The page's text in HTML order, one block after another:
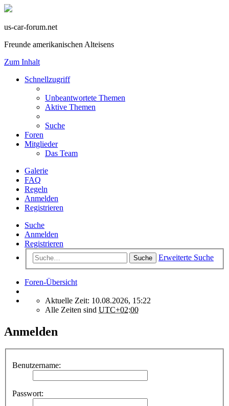
us-car-forum.net
Freunde amerikanischen Alteisens
Zum Inhalt
Schnellzugriff
Unbeantwortete Themen
Aktive Themen
Suche
Foren
Mitglieder
Das Team
Galerie
FAQ
Regeln
Anmelden
Registrieren
Suche
Anmelden
Registrieren
Suche Erweiterte Suche
Foren-Übersicht
Aktuelle Zeit: 10.08.2026, 15:22
Alle Zeiten sind UTC+02:00
Anmelden
Benutzername:
Passwort: